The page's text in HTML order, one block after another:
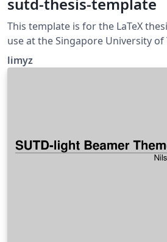
sutd-thesis-template
This template is for the LaTeX
use at the Singapore University of
Design (SUTD)
limyz